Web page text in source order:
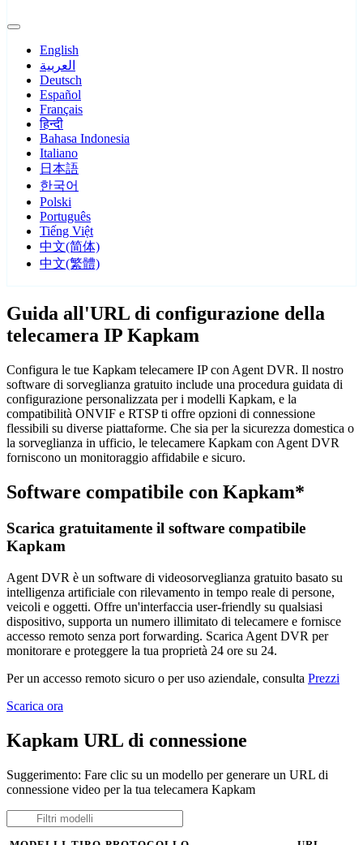
English
العربية
Deutsch
Español
Français
हिन्दी
Bahasa Indonesia
Italiano
日本語
한국어
Polski
Português
Tiếng Việt
中文(简体)
中文(繁體)
Guida all'URL di configurazione della
telecamera IP Kapkam
Configura le tue Kapkam telecamere IP con Agent DVR. Il nostro
software di sorveglianza gratuito include una procedura guidata di
configurazione personalizzata per i modelli Kapkam, e la
compatibilità ONVIF e RTSP ti offre opzioni di connessione
flessibili su diverse piattaforme. Che sia per la sicurezza domestica o
la sorveglianza in ufficio, le telecamere Kapkam con Agent DVR
forniscono un monitoraggio affidabile e sicuro.
Software compatibile con Kapkam*
Scarica gratuitamente il software compatibile
Kapkam
Agent DVR è un software di videosorveglianza gratuito basato su
intelligenza artificiale con rilevamento in tempo reale di persone,
veicoli e oggetti. Offre un'interfaccia user-friendly su qualsiasi
dispositivo, supporta un numero illimitato di telecamere e fornisce
accesso remoto senza port forwarding. Scarica Agent DVR per
monitorare e proteggere la tua proprietà 24 ore su 24.
Per un accesso remoto sicuro o per uso aziendale, consulta Prezzi
Scarica ora
Kapkam URL di connessione
Suggerimento: Fare clic su un modello per generare un URL di
connessione video per la tua telecamera Kapkam